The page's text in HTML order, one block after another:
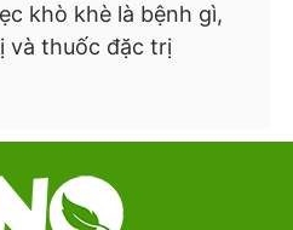
khò khè là bệnh gì,
và thuốc đặc trị